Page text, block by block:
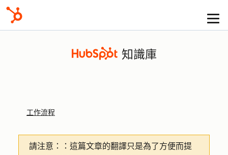
知識庫
工作流程
請注意：
：這篇文章的翻譯只是為了方便而提